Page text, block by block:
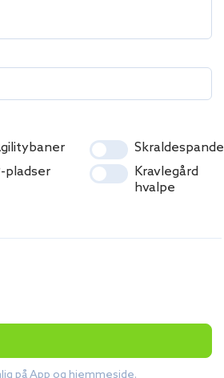
Skraldespande
pladser
Kravlegård
hvalpe
på App og hjemmeside.